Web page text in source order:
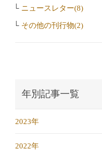
ニュースレター(8)
その他の刊行物(2)
年別記事一覧
2023年
2022年